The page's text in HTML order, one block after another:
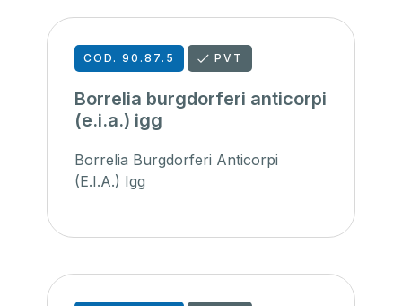
COD. 90.87.5 PVT
Borrelia burgdorferi anticorpi
(e.i.a.) igg
Borrelia Burgdorferi Anticorpi
(E.I.A.) Igg